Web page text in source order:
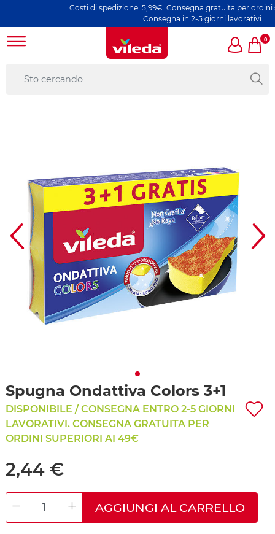
Costi di spedizione: 5,99€. Consegna gratuita per ordini
Consegna in 2-5 giorni lavorativi
0
Spugna Ondattiva Colors 3+1
DISPONIBILE / CONSEGNA ENTRO 2-5 GIORNI
LAVORATIVI. CONSEGNA GRATUITA PER
ORDINI SUPERIORI AI 49€
2,44 €
DECREASE QUANTITYINCREASE QUANTITY
AGGIUNGI AL CARRELLO